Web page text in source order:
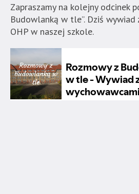
Zapraszamy na kolejny odcinek
Budowlanką w tle”. Dziś wywiad
OHP w naszej szkole.